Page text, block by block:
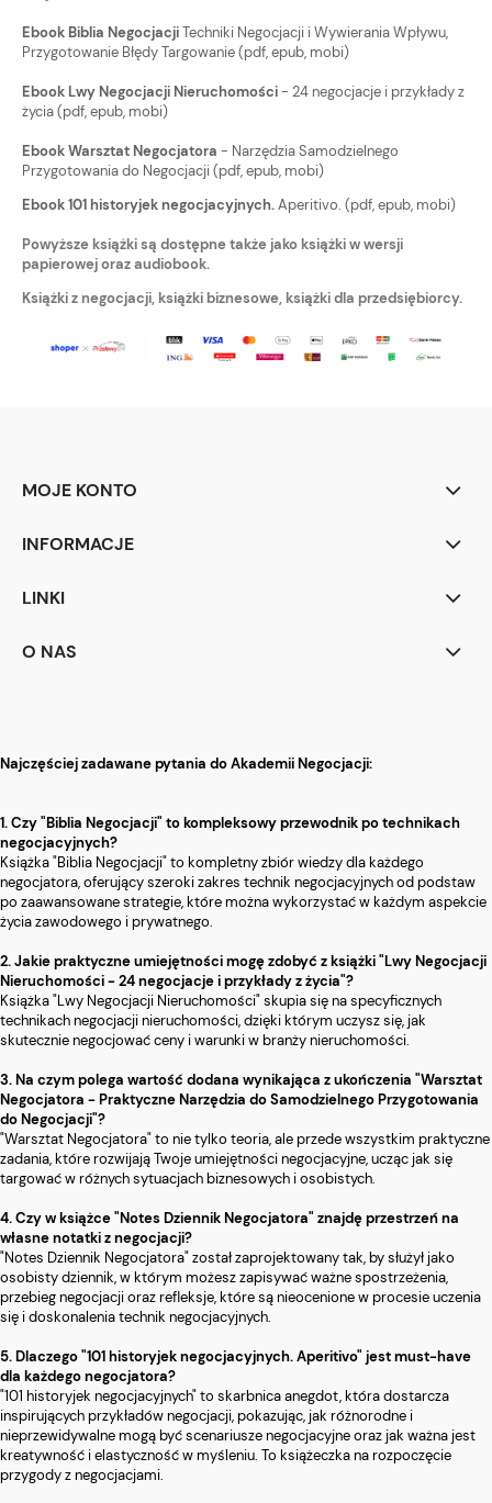
Ebook Biblia NegocjacjiTechniki Negocjacji i Wywierania Wpływu,
Przygotowanie Błędy Targowanie (pdf, epub, mobi)
Ebook Lwy Negocjacji Nieruchomości- 24 negocjacje i przykłady z
życia (pdf, epub, mobi)
Ebook Warsztat Negocjatora - Narzędzia Samodzielnego
Przygotowania do Negocjacji (pdf, epub, mobi)
Ebook 101 historyjek negocjacyjnych.Aperitivo. (pdf, epub, mobi)
Powyższe książki są dostępne także jako książki w wersji
papierowej oraz audiobook.
Książki z negocjacji, książki biznesowe, książki dla przedsiębiorcy.
MOJE KONTO
INFORMACJE
LINKI
O NAS
Najczęściej zadawane pytania do Akademii Negocjacji:
1. Czy "Biblia Negocjacji" to kompleksowy przewodnik po technikach
negocjacyjnych?
Książka "Biblia Negocjacji" to kompletny zbiór wiedzy dla każdego
negocjatora, oferujący szeroki zakres technik negocjacyjnych od podstaw
po zaawansowane strategie, które można wykorzystać w każdym aspekcie
życia zawodowego i prywatnego.
2. Jakie praktyczne umiejętności mogę zdobyć z książki "Lwy Negocjacji
Nieruchomości - 24 negocjacje i przykłady z życia"?
Książka "Lwy Negocjacji Nieruchomości" skupia się na specyficznych
technikach negocjacji nieruchomości, dzięki którym uczysz się, jak
skutecznie negocjować ceny i warunki w branży nieruchomości.
3. Na czym polega wartość dodana wynikająca z ukończenia "Warsztat
Negocjatora - Praktyczne Narzędzia do Samodzielnego Przygotowania
do Negocjacji"?
"Warsztat Negocjatora" to nie tylko teoria, ale przede wszystkim praktyczne
zadania, które rozwijają Twoje umiejętności negocjacyjne, ucząc jak się
targować w różnych sytuacjach biznesowych i osobistych.
4. Czy w książce "Notes Dziennik Negocjatora" znajdę przestrzeń na
własne notatki z negocjacji?
"Notes Dziennik Negocjatora" został zaprojektowany tak, by służył jako
osobisty dziennik, w którym możesz zapisywać ważne spostrzeżenia,
przebieg negocjacji oraz refleksje, które są nieocenione w procesie uczenia
się i doskonalenia technik negocjacyjnych.
5. Dlaczego "101 historyjek negocjacyjnych. Aperitivo" jest must-have
dla każdego negocjatora?
"101 historyjek negocjacyjnych" to skarbnica anegdot, która dostarcza
inspirujących przykładów negocjacji, pokazując, jak różnorodne i
nieprzewidywalne mogą być scenariusze negocjacyjne oraz jak ważna jest
kreatywność i elastyczność w myśleniu. To książeczka na rozpoczęcie
przygody z negocjacjami.